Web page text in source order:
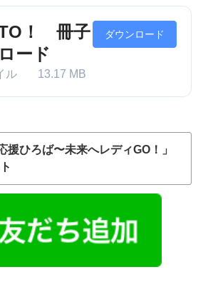
！ 冊子
ード
ル 13.17 MB
ダウンロード
援ひろば〜未来へレディGO！」